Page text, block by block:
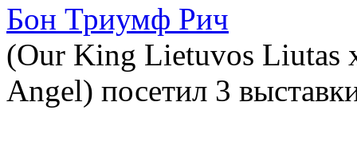
Бон Триумф Рич
(Оur King Lietuvos Liutas
Angel) посетил 3